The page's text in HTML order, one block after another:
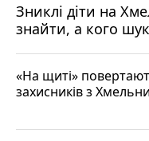
Зниклі діти на
знайти, а кого
«На щиті»
захисників з